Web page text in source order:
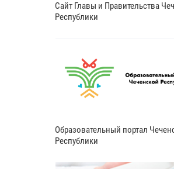
Сайт Главы и Правительства
Республики
Образовательный портал
Республики